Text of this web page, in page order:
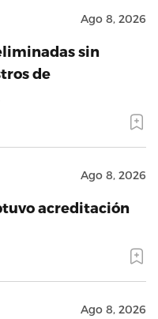
Ago 8, 2026
sin
de
Ago 8, 2026
acreditación
Ago 8, 2026